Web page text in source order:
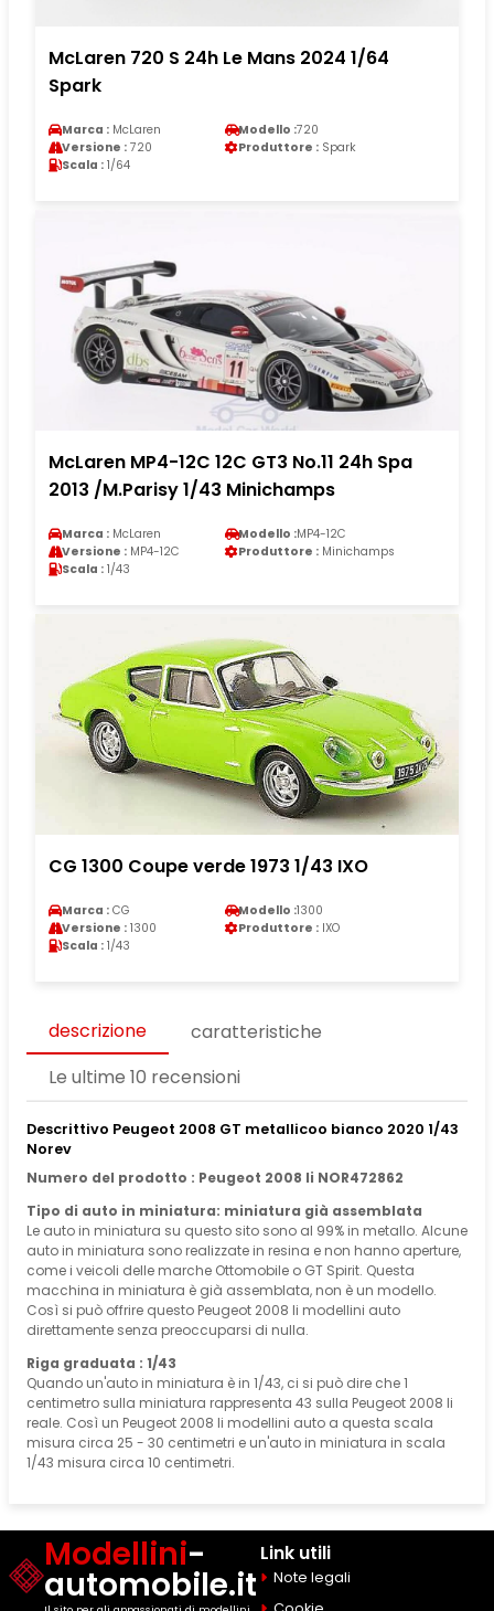
McLaren 720 S 24h Le Mans 2024 1/64
Spark
Marca : McLaren Modello :720
Versione : 720 Produttore : Spark
Scala : 1/64
McLaren MP4-12C 12C GT3 No.11 24h Spa
2013 /M.Parisy 1/43 Minichamps
Marca : McLaren Modello :MP4-12C
Versione : MP4-12C Produttore : Minichamps
Scala : 1/43
CG 1300 Coupe verde 1973 1/43 IXO
Marca : CG Modello :1300
Versione : 1300 Produttore : IXO
Scala : 1/43
descrizione
caratteristiche
Le ultime 10 recensioni
Descrittivo Peugeot 2008 GT metallicoo bianco 2020 1/43
Norev
Numero del prodotto : Peugeot 2008 Ii NOR472862
Tipo di auto in miniatura: miniatura già assemblata
Le auto in miniatura su questo sito sono al 99% in metallo. Alcune
auto in miniatura sono realizzate in resina e non hanno aperture,
come i veicoli delle marche Ottomobile o GT Spirit. Questa
macchina in miniatura è già assemblata, non è un modello.
Così si può offrire questo Peugeot 2008 Ii modellini auto
direttamente senza preoccuparsi di nulla.
Riga graduata : 1/43
Quando un'auto in miniatura è in 1/43, ci si può dire che 1
centimetro sulla miniatura rappresenta 43 sulla Peugeot 2008 Ii
reale. Così un Peugeot 2008 Ii modellini auto a questa scala
misura circa 25 - 30 centimetri e un'auto in miniatura in scala
1/43 misura circa 10 centimetri.
Modellini-
automobile.it
Link utili
Note legali